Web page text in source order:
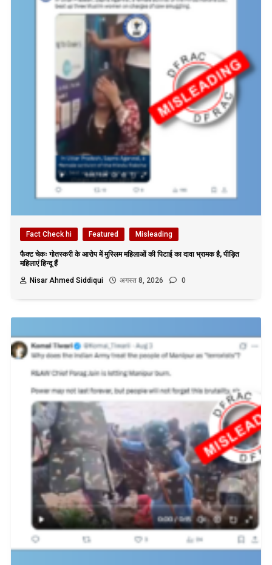
Fact Check hi Featured Misleading
फैक्ट चेकः गोतस्करी के आरोप में मुस्लिम महिलाओं की पिटाई का दावा भ्रामक है, पीड़ित
महिलाएं हिन्दू हैं
Nisar Ahmed Siddiqui
अगस्त 8, 2026 0